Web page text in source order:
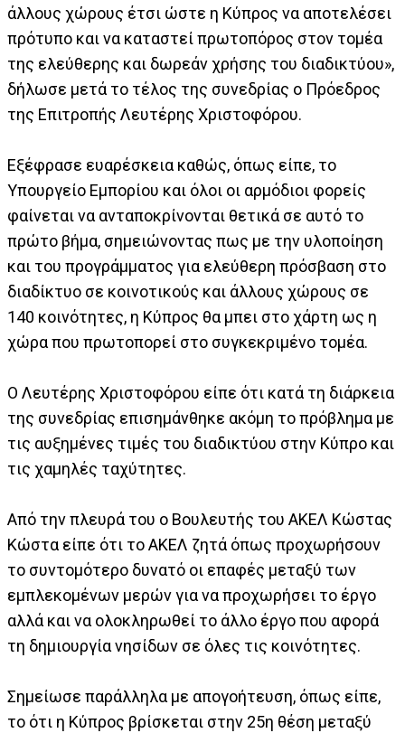
άλλους χώρους έτσι ώστε η Κύπρος να αποτελέσει
πρότυπο και να καταστεί πρωτοπόρος στον τομέα
της ελεύθερης και δωρεάν χρήσης του διαδικτύου»,
δήλωσε μετά το τέλος της συνεδρίας ο Πρόεδρος
της Επιτροπής Λευτέρης Χριστοφόρου.
Εξέφρασε ευαρέσκεια καθώς, όπως είπε, το
Υπουργείο Εμπορίου και όλοι οι αρμόδιοι φορείς
φαίνεται να ανταποκρίνονται θετικά σε αυτό το
πρώτο βήμα, σημειώνοντας πως με την υλοποίηση
και του προγράμματος για ελεύθερη πρόσβαση στο
διαδίκτυο σε κοινοτικούς και άλλους χώρους σε
140 κοινότητες, η Κύπρος θα μπει στο χάρτη ως η
χώρα που πρωτοπορεί στο συγκεκριμένο τομέα.
Ο Λευτέρης Χριστοφόρου είπε ότι κατά τη διάρκεια
της συνεδρίας επισημάνθηκε ακόμη το πρόβλημα με
τις αυξημένες τιμές του διαδικτύου στην Κύπρο και
τις χαμηλές ταχύτητες.
Από την πλευρά του ο Βουλευτής του ΑΚΕΛ Κώστας
Κώστα είπε ότι το ΑΚΕΛ ζητά όπως προχωρήσουν
το συντομότερο δυνατό οι επαφές μεταξύ των
εμπλεκομένων μερών για να προχωρήσει το έργο
αλλά και να ολοκληρωθεί το άλλο έργο που αφορά
τη δημιουργία νησίδων σε όλες τις κοινότητες.
Σημείωσε παράλληλα με απογοήτευση, όπως είπε,
το ότι η Κύπρος βρίσκεται στην 25η θέση μεταξύ